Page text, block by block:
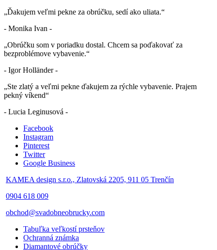
„Ďakujem veľmi pekne za obrúčku, sedí ako uliata.“
- Monika Ivan -
„Obrúčku som v poriadku dostal. Chcem sa poďakovať za
bezproblémove vybavenie.“
- Igor Holländer -
„Ste zlatý a veľmi pekne ďakujem za rýchle vybavenie. Prajem
pekný víkend“
- Lucia Leginusová -
Facebook
Instagram
Pinterest
Twitter
Google Business
KAMEA design s.r.o., Zlatovská 2205, 911 05 Trenčín
0904 618 009
obchod@svadobneobrucky.com
Tabuľka veľkostí prsteňov
Ochranná známka
Diamantové obrúčky